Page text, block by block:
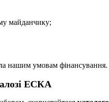
майданчику;
нашим умовам фінансування.
ЕСКА